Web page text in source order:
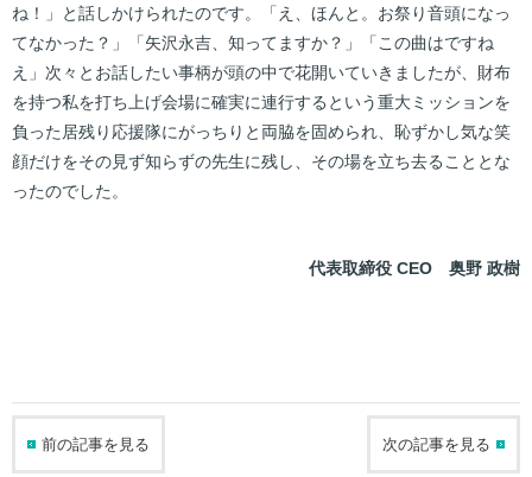
ね！」と話しかけられたのです。「え、ほんと。お祭り音頭になっ
てなかった？」「矢沢永吉、知ってますか？」「この曲はですね
え」次々とお話したい事柄が頭の中で花開いていきましたが、財布
を持つ私を打ち上げ会場に確実に連行するという重大ミッションを
負った居残り応援隊にがっちりと両脇を固められ、恥ずかし気な笑
顔だけをその見ず知らずの先生に残し、その場を立ち去ることとな
ったのでした。
代表取締役 CEO 奥野 政樹
前の記事を見る 次の記事を見る